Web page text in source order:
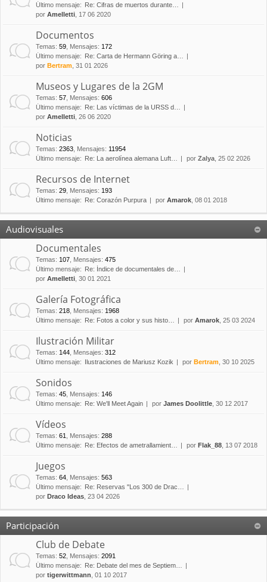
Último mensaje:
Re: Cifras de muertos durante…
por Amelletti , 17 06 2020
Documentos
Temas: 59 Mensajes: 172
Último mensaje:
Re: Carta de Hermann Göring a…
por Bertram , 31 01 2026
Museos y Lugares de la 2GM
Temas: 57 Mensajes: 606
Último mensaje:
Re: Las víctimas de la URSS d…
por Amelletti , 26 06 2020
Noticias
Temas: 2363 Mensajes: 11954
Último mensaje:
Re: La aerolínea alemana Luft… por Zalya , 25 02 2026
Recursos de Internet
Temas: 29 Mensajes: 193
Último mensaje:
Re: Corazón Purpura por Amarok , 08 01 2018
Audiovisuales
Documentales
Temas: 107 Mensajes: 475
Último mensaje:
Re: Índice de documentales de…
por Amelletti , 30 01 2021
Galería Fotográfica
Temas: 218 Mensajes: 1968
Último mensaje:
Re: Fotos a color y sus histo… por Amarok , 25 03 2024
Ilustración Militar
Temas: 144 Mensajes: 312
Último mensaje:
Ilustraciones de Mariusz Kozik por Bertram , 30 10 2025
Sonidos
Temas: 45 Mensajes: 146
Último mensaje:
Re: We'll Meet Again por James Doolittle , 30 12 2017
Vídeos
Temas: 61 Mensajes: 288
Último mensaje:
Re: Efectos de ametrallamient… por Flak_88 , 13 07 2018
Juegos
Temas: 64 Mensajes: 563
Último mensaje:
Re: Reservas "Los 300 de Drac…
por Draco Ideas , 23 04 2026
Participación
Club de Debate
Temas: 52 Mensajes: 2091
Último mensaje:
Re: Debate del mes de Septiem…
por tigerwittmann , 01 10 2017